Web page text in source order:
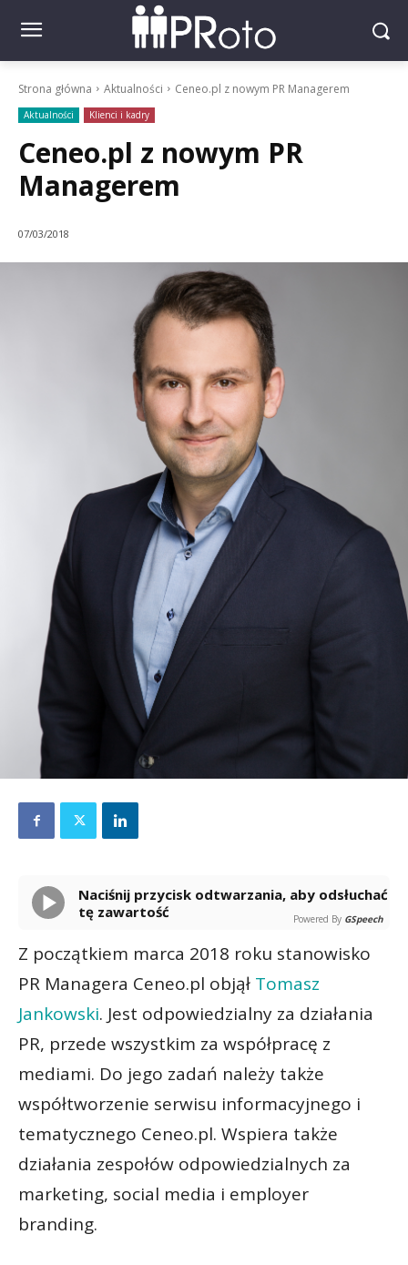
Strona główna Aktualności Ceneo.pl z nowym PR Managerem
Aktualności Klienci i kadry
Ceneo.pl z nowym PR
Managerem
07/03/2018
Naciśnij przycisk odtwarzania, aby odsłuchać
tę zawartość
Powered By GSpeech
Z początkiem marca 2018 roku stanowisko
PR Managera Ceneo.pl objął Tomasz
Jankowski. Jest odpowiedzialny za działania
PR, przede wszystkim za współpracę z
mediami. Do jego zadań należy także
współtworzenie serwisu informacyjnego i
tematycznego Ceneo.pl. Wspiera także
działania zespołów odpowiedzialnych za
marketing, social media i employer
branding.